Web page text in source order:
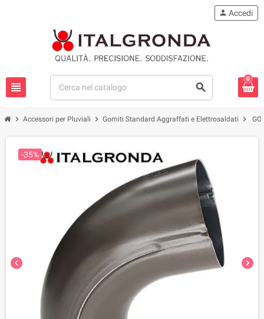
view_headline search
person Accedi
0
chevron_right Accessori per Pluviali chevron_right Gomiti Standard Aggraffati e Elettrosaldati chevron_right
chevron_left chevron_right
-35%